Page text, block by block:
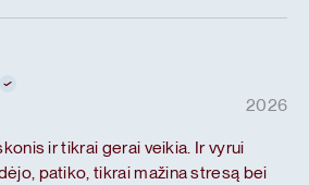
2026
ir tikrai gerai veikia. Ir vyrui
patiko, tikrai mažina stresą bei